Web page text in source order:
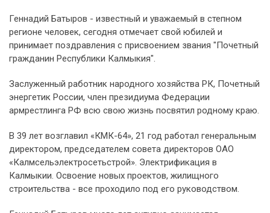
Геннадий Батыров - известный и уважаемый в степном
регионе человек, сегодня отмечает свой юбилей и
принимает поздравления с присвоением звания "Почетный
гражданин Республики Калмыкия".
Заслуженный работник народного хозяйства РК, Почетный
энергетик России, член президиума Федерации
армрестлинга РФ всю свою жизнь посвятил родному краю.
В 39 лет возглавил «КМК-64», 21 год работал генеральным
директором, председателем совета директоров ОАО
«Калмсельэлектросетьстрой». Электрификация в
Калмыкии. Освоение новых проектов, жилищного
строительства - все проходило под его руководством.